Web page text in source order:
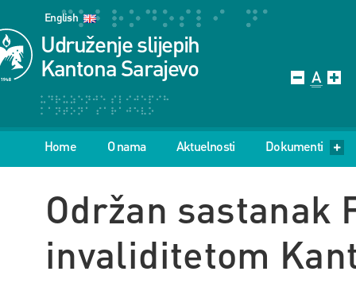
English
Udruženje slijepih
Kantona Sarajevo
Home O nama Aktuelnosti Dokumenti
Održan sastanak
invaliditetom